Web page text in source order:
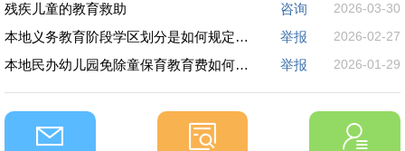
残疾儿童的教育救助 咨询 2026-03-30
本地义务教育阶段学区划分是如何规定的？ 举报 2026-02-27
本地民办幼儿园免除童保育教育费如何实施？孩子家长如何退费？ 举报 2026-01-29